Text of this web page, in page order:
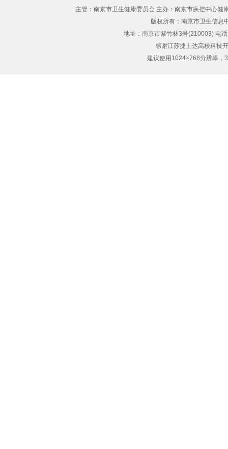
主管：南京市卫生健康委员会 主办：南京市疾控中心
版权所有：南京市卫生信
地址：南京市紫竹林3号(210003) 电
感谢江苏捷士达高校科技
建议使用1024×768分辨率，